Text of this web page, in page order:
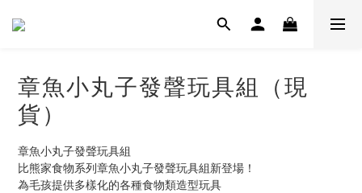
章魚小丸子發聲玩具組（現
貨）
章魚小丸子發聲玩具組
比熊家食物系列章魚小丸子發聲玩具組新登場！
為毛孩提供多樣化的各種食物類造型玩具